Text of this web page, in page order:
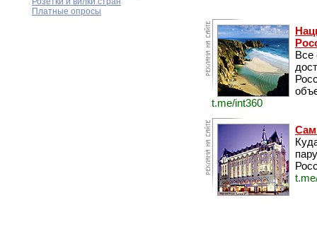
Платные опросы
Все
t.me/int360